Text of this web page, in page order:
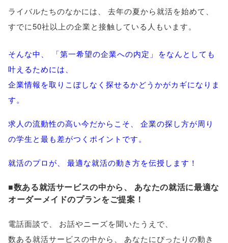
ライバルたちのなかには 去年の夏から就活を始めて
すでに50社以上の企業と接触している人もいます。
そんな中 、 「第一希望の企業への内定 」
をなんとしても
叶えるためには、
企業情報を取りこぼしなく探せるかどうかがカギになりま
す。
求人の流動性の高い今だからこそ、
企業の探し方が周り
の学生と最も差がつくポイントです。
就活のプロが、 最適な就活の動き方を伝授します！
■数ある就活サービスの中から、
あなたの就活に最適な
オーダーメイドのプランをご提案！
電話面談で お話やニーズを聞いたうえで
数ある就活サービスの中から
あなたにぴったりの動き